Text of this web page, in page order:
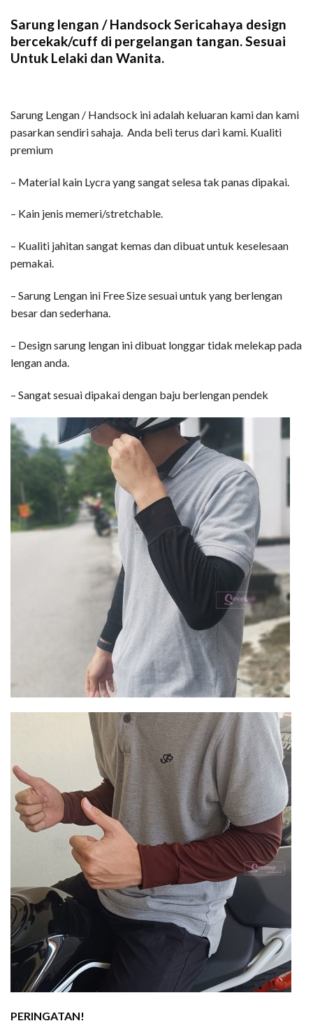
Sarung lengan / Handsock Sericahaya design
bercekak/cuff di pergelangan tangan. Sesuai
Untuk Lelaki dan Wanita.
Sarung Lengan / Handsock ini adalah keluaran kami dan kami
pasarkan sendiri sahaja. Anda beli terus dari kami. Kualiti
premium
– Material kain Lycra yang sangat selesa tak panas dipakai.
– Kain jenis memeri/stretchable.
– Kualiti jahitan sangat kemas dan dibuat untuk keselesaan
pemakai.
– Sarung Lengan ini Free Size sesuai untuk yang berlengan
besar dan sederhana.
– Design sarung lengan ini dibuat longgar tidak melekap pada
lengan anda.
– Sangat sesuai dipakai dengan baju berlengan pendek
PERINGATAN!